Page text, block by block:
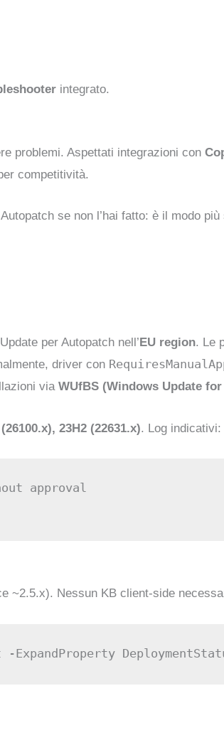
integrato.
problemi. Aspettati integrazioni con
competitività.
se non l’hai fatto: è il modo
per Autopatch nell’ EU region. Le
driver con
via WUfBS (Windows Update
23H2 (22631.x). Log indicativi:
approval
~2.5.x). Nessun KB client-side